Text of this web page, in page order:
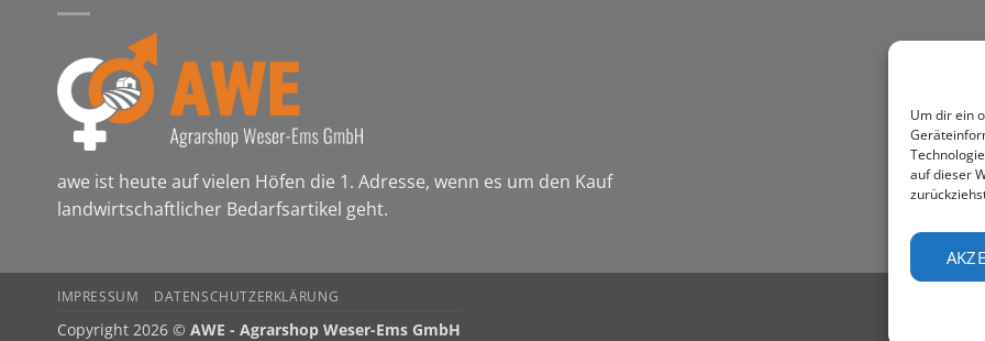
Um dir ein
auf dieser
awe ist heute auf vielen Höfen die 1. Adresse, wenn es um den Kauf
landwirtschaftlicher Bedarfsartikel geht.
IMPRESSUM DATENSCHUTZERKLÄRUNG
Copyright 2026 © AWE - Agrarshop Weser-Ems GmbH